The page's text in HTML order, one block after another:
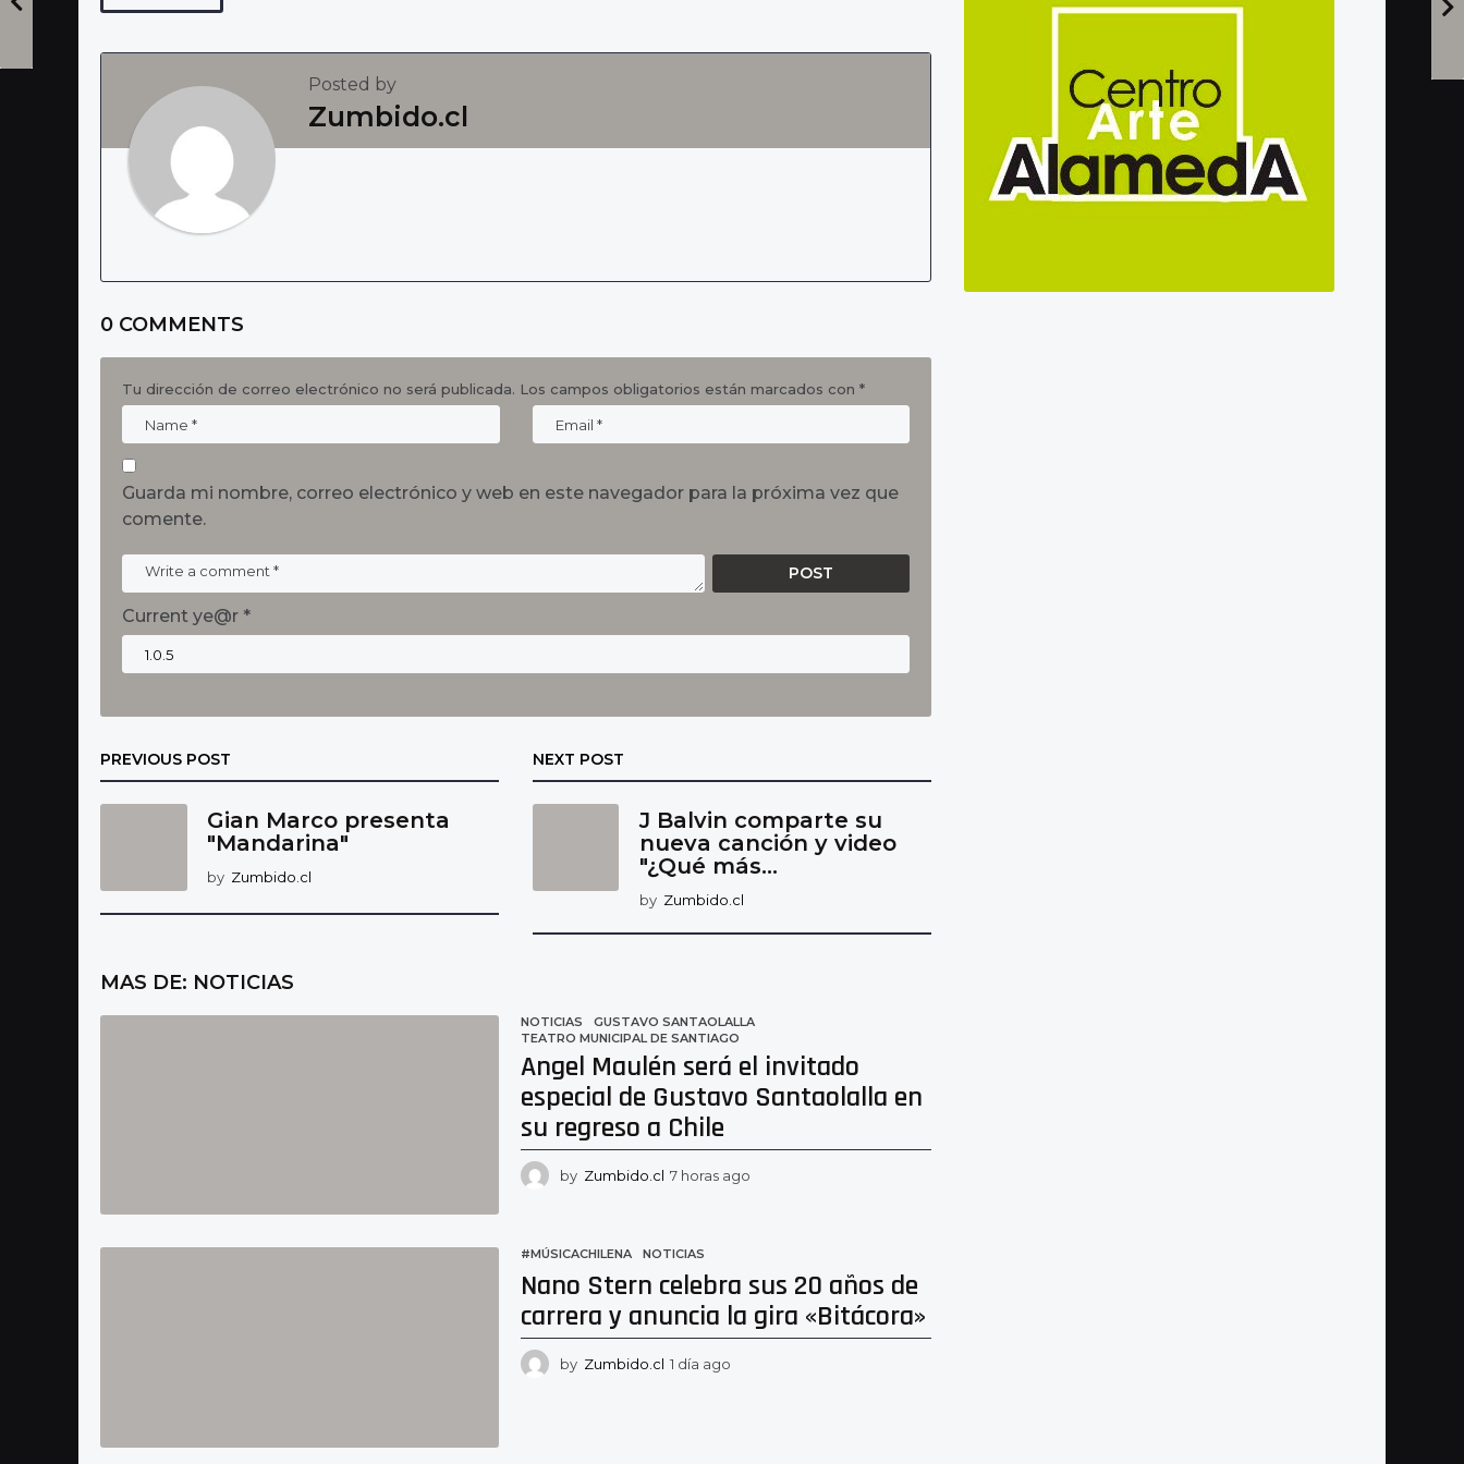
g
o
n
Posted by
Zumbido.cl
0 COMMENTS
Tu dirección de correo electrónico no será publicada. Los campos obligatorios están marcados con *
Guarda mi nombre, correo electrónico y web en este navegador para la próxima vez que
comente.
Current ye@r *
PREVIOUS POST
Gian Marco presenta
"Mandarina"
by Zumbido.cl
NEXT POST
J Balvin comparte su
nueva canción y video
"¿Qué más...
by Zumbido.cl
MAS DE: NOTICIAS
NOTICIAS GUSTAVO SANTAOLALLA
TEATRO MUNICIPAL DE SANTIAGO
Angel Maulén será el invitado
especial de Gustavo Santaolalla en
su regreso a Chile
by Zumbido.cl 7 horas ago
s
a
g
o
#MÚSICACHILENA ,NOTICIAS
Nano Stern celebra sus 20 años de
carrera y anuncia la gira «Bitácora»
by Zumbido.cl 1 día ago